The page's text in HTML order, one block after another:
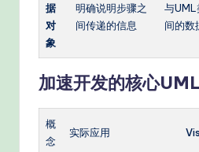
据
对
象
明确说明步骤之
间传递的信息
与UML
间的数
加速开发的核心
概
念
实际应用